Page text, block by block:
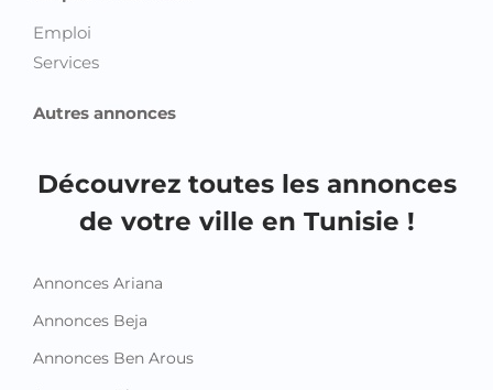
Autres annonces
Découvrez toutes les annonces
Annonces Ariana
Annonces Ben Arous
Annonces Bizerte
Annonces Gabes